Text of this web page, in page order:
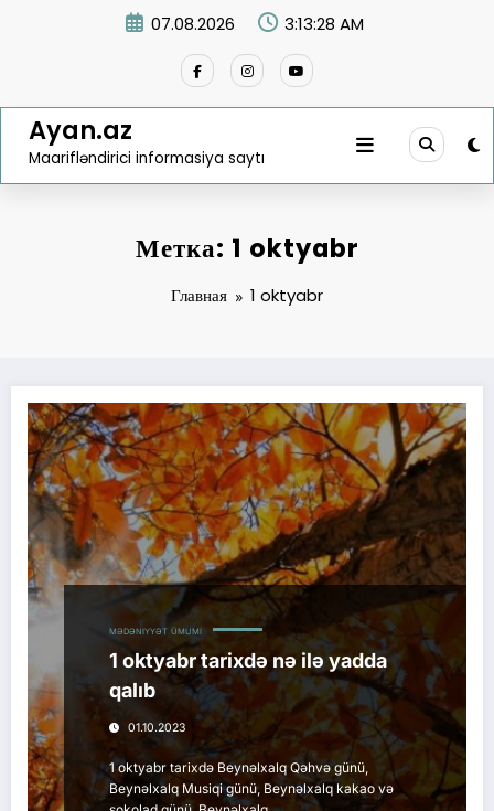
07.08.2026 3:13:28 AM
Ayan.az
Maarifləndirici informasiya saytı
Метка: 1 oktyabr
Главная 1 oktyabr
MƏDƏNIYYƏT ÜMUMI
1 oktyabr tarixdə nə ilə yadda
qalıb
01.10.2023
1 oktyabr tarixdə Beynəlxalq Qəhvə günü,
Beynəlxalq Musiqi günü, Beynəlxalq kakao və